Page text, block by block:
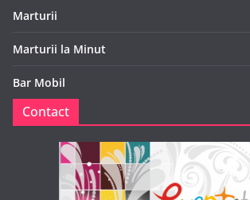
Marturii
Marturii la Minut
Bar Mobil
Contact